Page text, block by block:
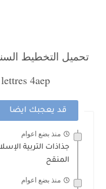
lettres 4aep للمستوى الرابع ابتدائي
قد يعجبك ايضا
منذ بضع اعوام
جذاذات التربية
المنقح
منذ بضع اعوام